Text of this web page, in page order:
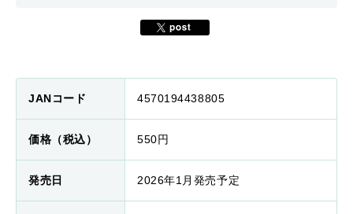
JANコード 4570194438805
価格（税込） 550円
発売日 2026年1月発売予定